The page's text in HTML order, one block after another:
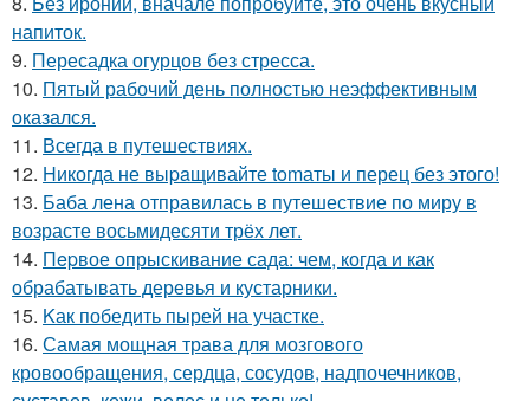
напиток.
9. Пересадка огурцов без стресса.
10. Пятый рабочий день полностью неэффективным
оказался.
11. Всегда в путешествиях.
12. Hикогда не выpaщивайте tomаты и перец без этого!
13. Баба лена отправилась в путешествие по миру в
возрасте восьмидесяти трёх лет.
14. Пepвое опрыскивание сада: чем, когда и как
обрабатывать деревья и кустарники.
15. Kак победить пырей на участке.
16. Самая мощная трава для мозгового
кровообращения, сердца, сосудов, надпочечников,